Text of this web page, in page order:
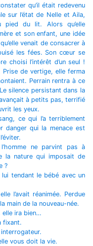
qu’il était redevenu
sur l’état de Nelle et Aila,
pied du lit. Alors qu’elle
et son enfant, une idée
venait de consacrer à
les fées. Son cœur se
choisi l’intérêt d’un seul !
de vertige, elle ferma
Perrain rentra à ce
silence persistant dans la
à petits pas, terrifié
les yeux.
ce qui l’a terriblement
danger qui la menace est
ne parvint pas à
la nature qui imposait de
?
tendant le bébé avec un
l’avait réanimée. Perdue
main de la nouveau-née.
elle ira bien…
fixant.
vous doit la vie.